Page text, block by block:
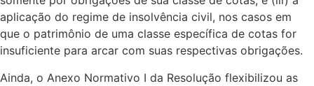
aplicação do regime de insolvência civil, nos casos em
que o patrimônio de uma classe específica de cotas for
insuficiente para arcar com suas respectivas obrigações.
Ainda, o Anexo Normativo I da Resolução flexibilizou as